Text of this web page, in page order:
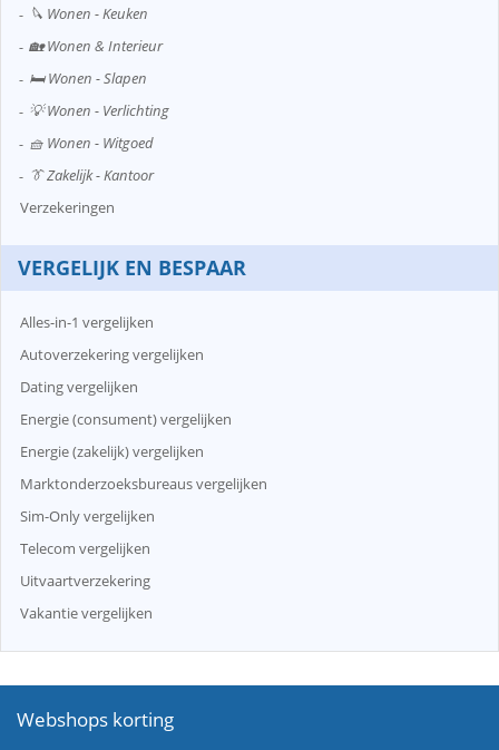
🔪 Wonen - Keuken
🏡 Wonen & Interieur
🛏️ Wonen - Slapen
💡 Wonen - Verlichting
🧺 Wonen - Witgoed
👔 Zakelijk - Kantoor
Verzekeringen
VERGELIJK EN BESPAAR
Alles-in-1 vergelijken
Autoverzekering vergelijken
Dating vergelijken
Energie (consument) vergelijken
Energie (zakelijk) vergelijken
Marktonderzoeksbureaus vergelijken
Sim-Only vergelijken
Telecom vergelijken
Uitvaartverzekering
Vakantie vergelijken
Webshops korting